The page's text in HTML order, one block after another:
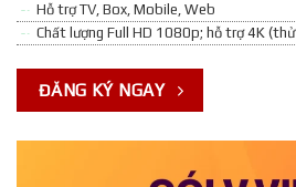
Hỗ trợ TV, Box, Mobile, Web
Chất lượng Full HD 1080p; hỗ trợ 4K
ĐĂNG KÝ NGAY